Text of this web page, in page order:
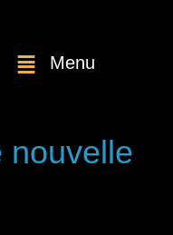
Menu
nouvelle